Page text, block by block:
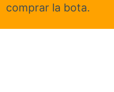
comprar la bota.